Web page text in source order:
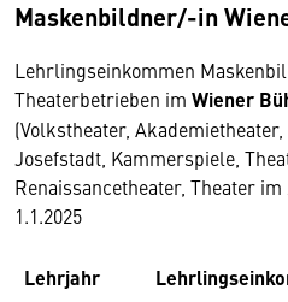
Maskenbildner/-in
Lehrlingseinkommen
Theaterbetrieben im Wiener
(Volkstheater,
Josefstadt, Kammerspiele,
Renaissancetheater, Theater
1.1.2025
Lehrjahr